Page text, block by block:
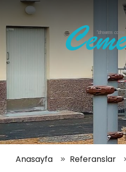
Anasayfa Referanslar